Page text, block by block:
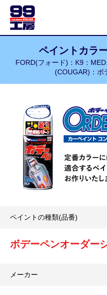
ペイントカラ
FORD(フォード)：K9：
(COUGAR)：ボ
ペイントの種類(品番)
ボデーペンオーダー
メーカー